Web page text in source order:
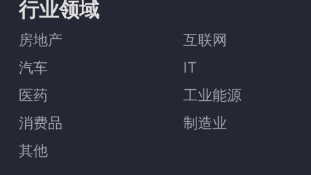
行业领域
房地产
互联网
汽车
IT
医药
工业能源
消费品
制造业
其他